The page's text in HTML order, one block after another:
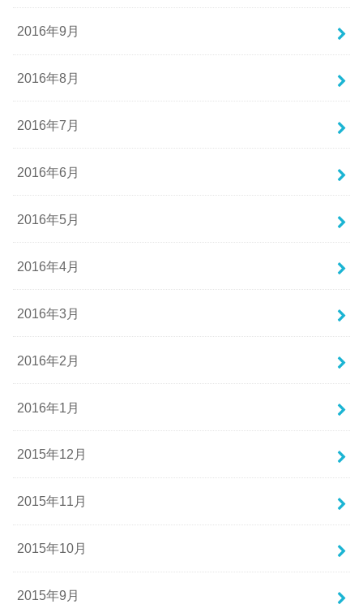
2016年9月
2016年8月
2016年7月
2016年6月
2016年5月
2016年4月
2016年3月
2016年2月
2016年1月
2015年12月
2015年11月
2015年10月
2015年9月